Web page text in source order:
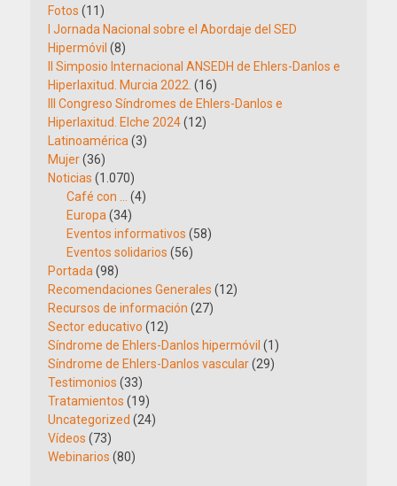
Fotos (11)
I Jornada Nacional sobre el Abordaje del SED
Hipermóvil (8)
II Simposio Internacional ANSEDH de Ehlers-Danlos e
Hiperlaxitud. Murcia 2022. (16)
III Congreso Síndromes de Ehlers-Danlos e
Hiperlaxitud. Elche 2024(12)
Latinoamérica (3)
Mujer(36)
Noticias (1.070)
Café con …
(4)
Europa (34)
Eventos informativos (58)
Eventos solidarios (56)
Portada (98)
Recomendaciones Generales (12)
Recursos de información (27)
Sector educativo (12)
Síndrome de Ehlers-Danlos hipermóvil (1)
Síndrome de Ehlers-Danlos vascular(29)
Testimonios (33)
Tratamientos (19)
Uncategorized (24)
Vídeos (73)
Webinarios (80)